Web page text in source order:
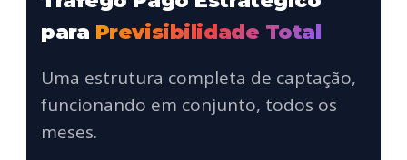
para Previsibilidade Total
Uma estrutura completa de captação,
funcionando em conjunto, todos os
meses.